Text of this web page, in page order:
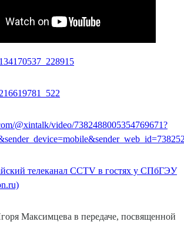
@xintalk/video/7382488005354769671?
й телеканал CCTV в гостях у СПбГЭУ
Максимцева в передаче, посвященной